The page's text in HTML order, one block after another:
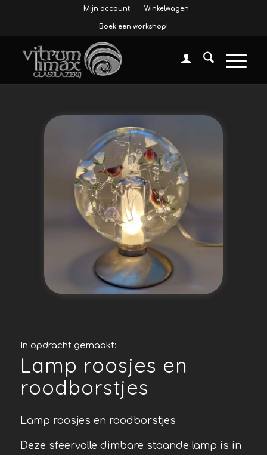
Mijn account Winkelwagen
Boek een workshop!
In opdracht gemaakt:
Lamp roosjes en
roodborstjes
Lamp roosjes en roodborstjes
Deze sfeervolle dimbare staande lamp is in